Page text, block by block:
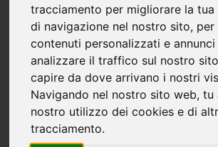
tracciamento per migliorare la tua
di navigazione nel nostro sito,
contenuti personalizzati e
analizzare il traffico sul nostro
capire da dove arrivano i nostri
Navigando nel nostro sito web, tu
nostro utilizzo dei cookies e di
tracciamento.